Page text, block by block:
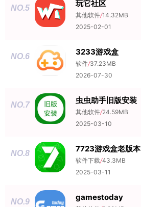
NO.5 玩它社区
其他软件/14.32MB
2025-02-01
NO.6 3233游戏盒
软件/37.23MB
2026-07-30
NO.7 虫虫助手旧版安装
其他软件/24.59MB
2025-03-10
NO.8 7723游戏盒老版本
软件下载/43.3MB
2025-03-11
NO.9 gamestoday